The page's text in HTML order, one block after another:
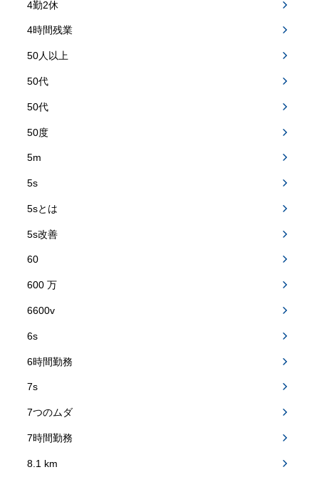
4勤2休
4時間残業
50人以上
50代
50代
50度
5m
5s
5sとは
5s改善
60
600 万
6600v
6s
6時間勤務
7s
7つのムダ
7時間勤務
8.1 km